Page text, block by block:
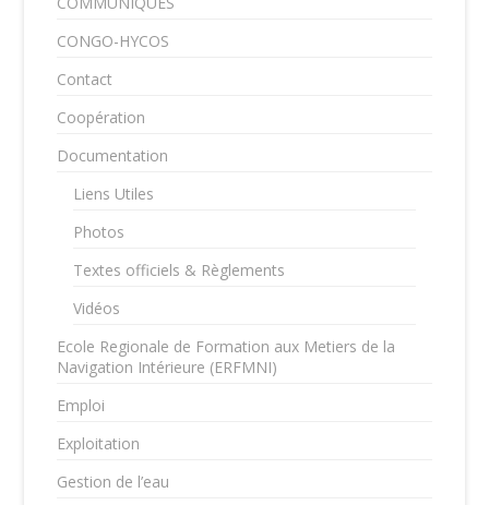
CONGO-HYCOS
Contact
Coopération
Documentation
Liens Utiles
Photos
Textes officiels & Règlements
Vidéos
Ecole Regionale de Formation aux Metiers de la
Navigation Intérieure (ERFMNI)
Emploi
Exploitation
Gestion de l’eau